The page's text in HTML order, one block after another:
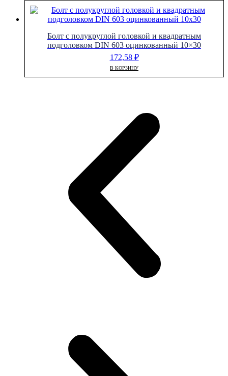
Болт с полукруглой головкой и квадратным
подголовком DIN 603 оцинкованный 10×30
172,58 ₽
В КОРЗИНУ